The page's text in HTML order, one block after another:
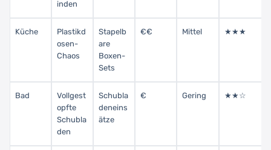
inden
Küche
Plastikd
osen-
Chaos
Stapelb
are
Boxen-
Sets
€€ Mittel ★★★
Bad
Vollgest
opfte
Schubla
den
Schubla
deneins
ätze
€ Gering ★★☆